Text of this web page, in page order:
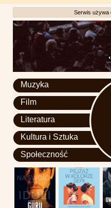
Serwis używa
Muzyka
Film
Literatura
Kultura i Sztuka
Społeczność